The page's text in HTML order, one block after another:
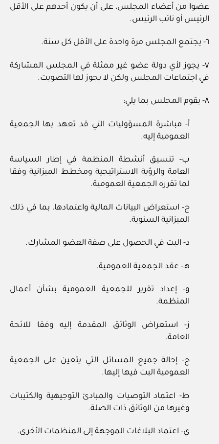
عضوا من أعضاء المجلس، على أن يكون أحدهم على الأقل
الرئيس أو نائب الرئيس.
٦- يجتمع المجلس مرة واحدة على الأقل كل سنة.
٧- يجوز لأي دولة عضو غير ممثلة في المجلس المشاركة
في اجتماعات المجلس ولكن لا يجوز لها التصويت.
٨- يقوم المجلس بما يلي:
أ- مباشرة المسؤوليات التي قد تعهد بها الجمعية
العمومية إليه.
ب- تنسيق أنشطة المنظمة في إطار السياسة
العامة والرؤية الاستراتيجية ومخطط الميزانية وفقا
لما تقرره الجمعية العمومية.
ج- استعراض البيانات المالية واعتمادها، بما في ذلك
الميزانية السنوية.
د- البت في الحصول على صفة العضو المشارك.
هـ- عقد الجمعية العمومية.
و- إعداد تقرير للجمعية العمومية بشأن أعمال
المنظمة.
ز- استعراض الوثائق المقدمة إليه وفقا للائحة
العامة.
ح- إحالة جميع المسائل التي يتعين على الجمعية
العمومية البت فيها إليها.
ط- اعتماد التوصيات والمبادئ التوجيهية والكتيبات
وغيرها من الوثائق ذات الصلة.
ي- اعتماد البلاغات الموجهة إلى المنظمات الأخرى.